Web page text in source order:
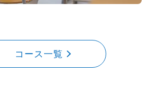
コース一覧